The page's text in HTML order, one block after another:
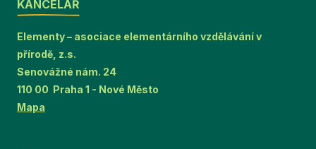
KANCELÁŘ
Elementy – asociace elementárního vzdělávání v
přírodě, z.s.
Senovážné nám. 24
110 00 Praha 1 - Nové Město
Mapa